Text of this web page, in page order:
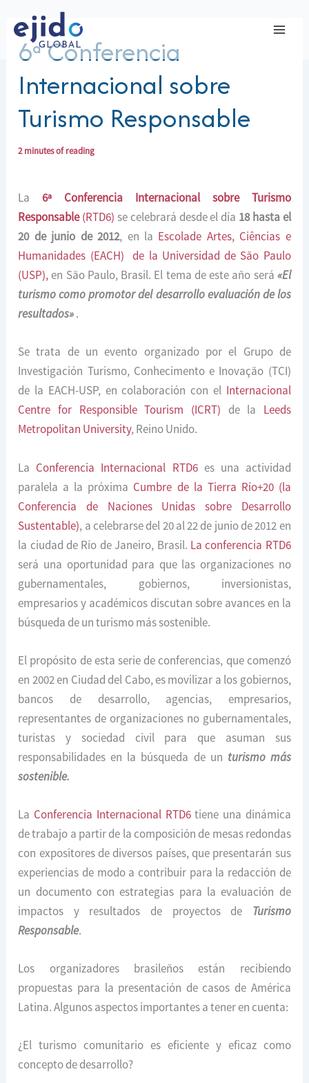
contenido
6ª Conferencia
Internacional sobre
Turismo Responsable
2 minutes of reading
La 6ª Conferencia Internacional sobre Turismo
Responsable(RTD6) se celebrará desde el día 18 hasta el
20 de junio de 2012, en la Escolade Artes, Ciências e
Humanidades (EACH) de la Universidad de São Paulo
(USP), en São Paulo, Brasil. El tema de este año será «El
turismo como promotor del desarrollo evaluación de los
resultados».
Se trata de un evento organizado por el Grupo de
Investigación Turismo, Conhecimento e Inovação (TCI)
de la EACH-USP, en colaboración con el Internacional
Centre for Responsible Tourism (ICRT) de la Leeds
Metropolitan University, Reino Unido.
La Conferencia Internacional RTD6es una actividad
paralela a la próxima Cumbre de la Tierra Río+20 (la
Conferencia de Naciones Unidas sobre Desarrollo
Sustentable), a celebrarse del 20 al 22 de junio de 2012 en
la ciudad de Río de Janeiro, Brasil. La conferencia RTD6
será una oportunidad para que las organizaciones no
gubernamentales, gobiernos, inversionistas,
empresarios y académicos discutan sobre avances en la
búsqueda de un turismo más sostenible.
El propósito de esta serie de conferencias, que comenzó
en 2002 en Ciudad del Cabo, es movilizar a los gobiernos,
bancos de desarrollo, agencias, empresarios,
representantes de organizaciones no gubernamentales,
turistas y sociedad civil para que asuman sus
responsabilidades en la búsqueda de un turismo más
sostenible.
La Conferencia Internacional RTD6tiene una dinámica
de trabajo a partir de la composición de mesas redondas
con expositores de diversos países, que presentarán sus
experiencias de modo a contribuir para la redacción de
un documento con estrategias para la evaluación de
impactos y resultados de proyectos de Turismo
Responsable.
Los organizadores brasileños están recibiendo
propuestas para la presentación de casos de América
Latina. Algunos aspectos importantes a tener en cuenta:
¿El turismo comunitario es eficiente y eficaz como
concepto de desarrollo?